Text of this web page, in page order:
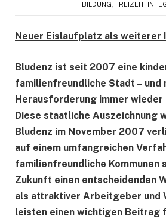
BILDUNG
FREIZEIT,
Neuer Eislaufplatz als weiterer
Bludenz ist seit 2007 eine
familienfreundliche Stadt – und
Herausforderung immer wieder
Diese staatliche Auszeichnung
Bludenz im November 2007
auf einem umfangreichen
familienfreundliche Kommunen
Zukunft einen entscheidenden
als attraktiver Arbeitgeber und
leisten einen wichtigen Beitrag